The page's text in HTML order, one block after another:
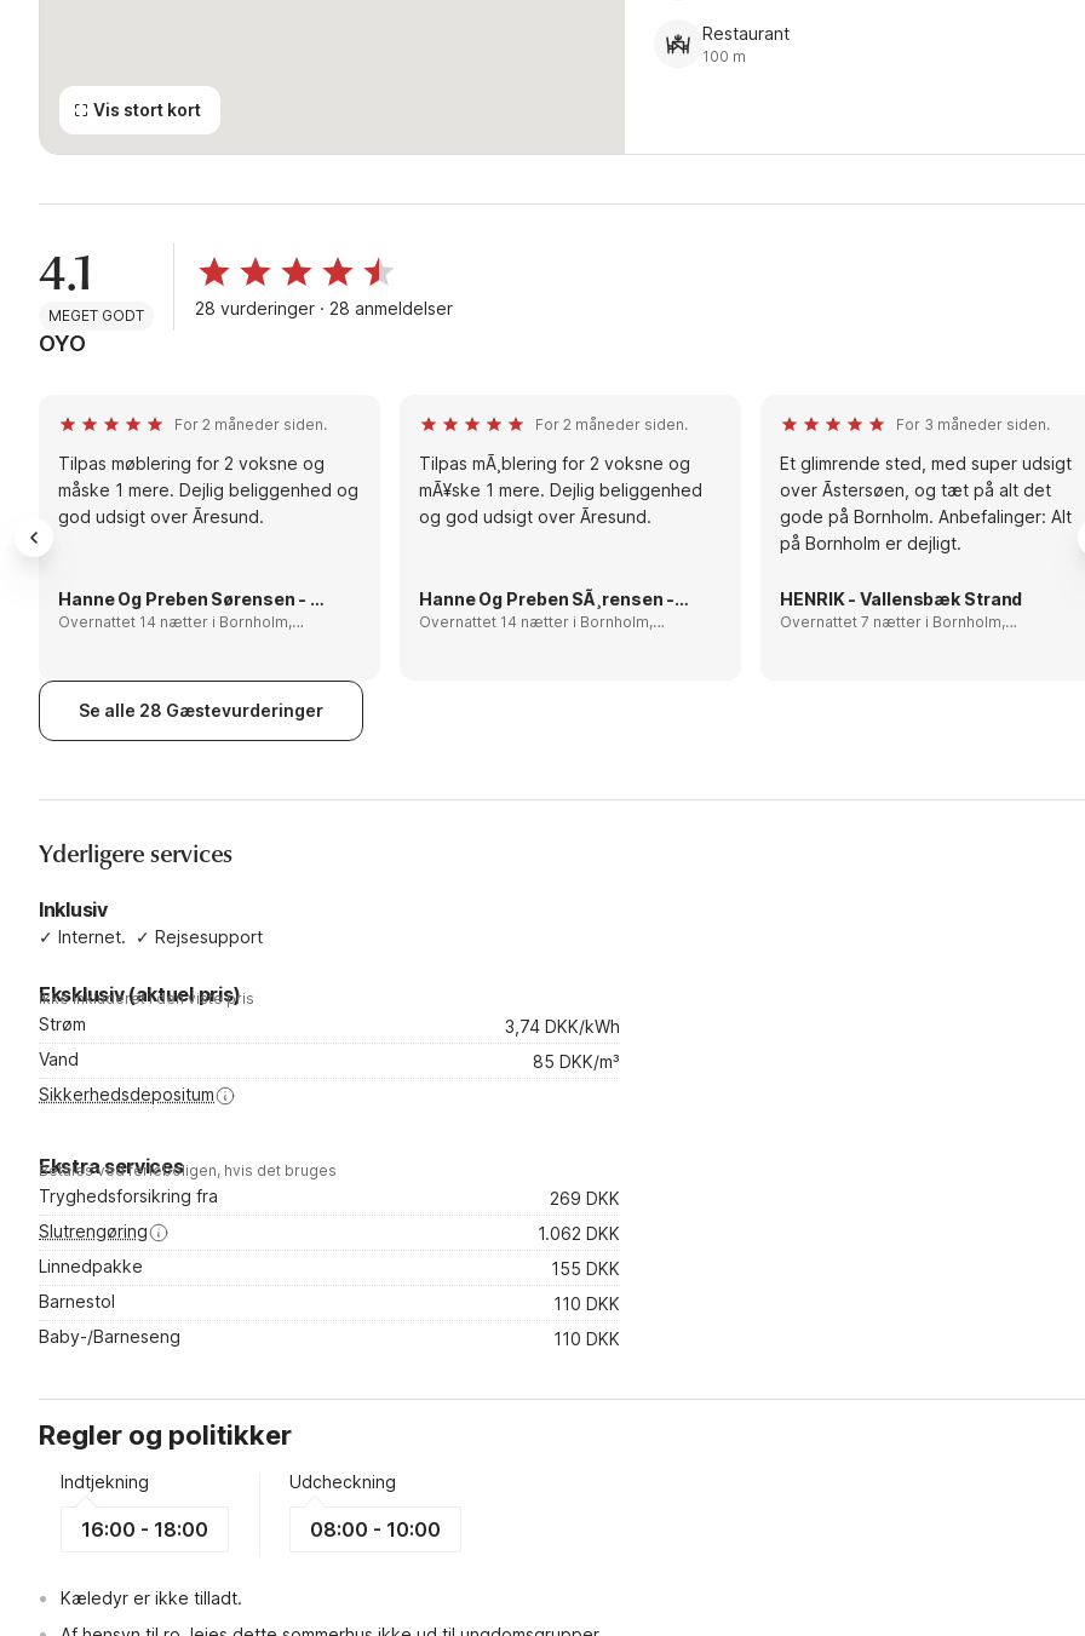
Vis stort kort
Restaurant
100 m
4.1
MEGET GODT 28 vurderinger · 28 anmeldelser
OYO
For 2 måneder siden.
Tilpas møblering for 2 voksne og
måske 1 mere. Dejlig beliggenhed og
god udsigt over Ãresund.
Hanne Og Preben Sørensen - Hv. Sande
Overnattet 14 nætter i Bornholm,
For 2 måneder siden.
Tilpas mÃ¸blering for 2 voksne og
mÃ¥ske 1 mere. Dejlig beliggenhed
og god udsigt over Ãresund.
Hanne Og Preben SÃ¸rensen - Hv. Sande
Overnattet 14 nætter i Bornholm,
For 3 måneder siden.
Et glimrende sted, med super udsigt
over Ãstersøen, og tæt på alt det
gode på Bornholm. Anbefalinger: Alt
på Bornholm er dejligt.
HENRIK - Vallensbæk Strand
Overnattet 7 nætter i Bornholm,
Se alle 28 Gæstevurderinger
Yderligere services
Inklusiv
✓ Internet. ✓ Rejsesupport
Eksklusiv (aktuel pris)
Ikke inkluderet i den viste pris
Strøm
3,74 DKK/kWh
Vand
85 DKK/m³
Sikkerhedsdepositum
Ekstra services
Betales ved ferieboligen, hvis det bruges
Tryghedsforsikring fra
269 DKK
Slutrengøring
1.062 DKK
Linnedpakke
155 DKK
Barnestol
110 DKK
Baby-/Barneseng
110 DKK
Regler og politikker
Indtjekning
16:00 - 18:00
Udcheckning
08:00 - 10:00
Kæledyr er ikke tilladt.